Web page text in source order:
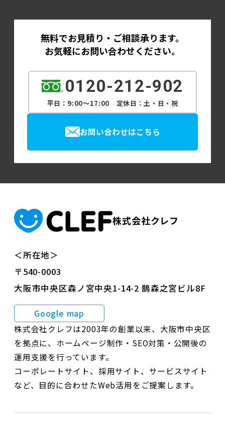
無料でお見積り・ご相談承ります。
お気軽にお問い合わせください。
0120-212-902
平日：9:00～17:00 定休日：土・日・祝
お問い合わせはこちら
株式会社クレフ
＜所在地＞
〒540-0003
大阪市中央区森ノ宮中央1-14-2 鵲森之宮ビル8F
Google map
株式会社クレフは2003年の創業以来、大阪市中央区
を拠点に、ホームページ制作・SEO対策・公開後の
運用支援を行っています。
コーポレートサイト、採用サイト、サービスサイト
など、目的に合わせたWeb活用をご提案します。